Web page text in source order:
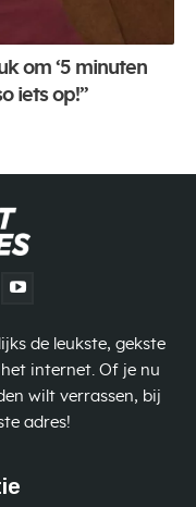
om ‘5 minuten
iets op!”
de leukste, gekste
internet. Of je nu
wilt verrassen, bij
adres!